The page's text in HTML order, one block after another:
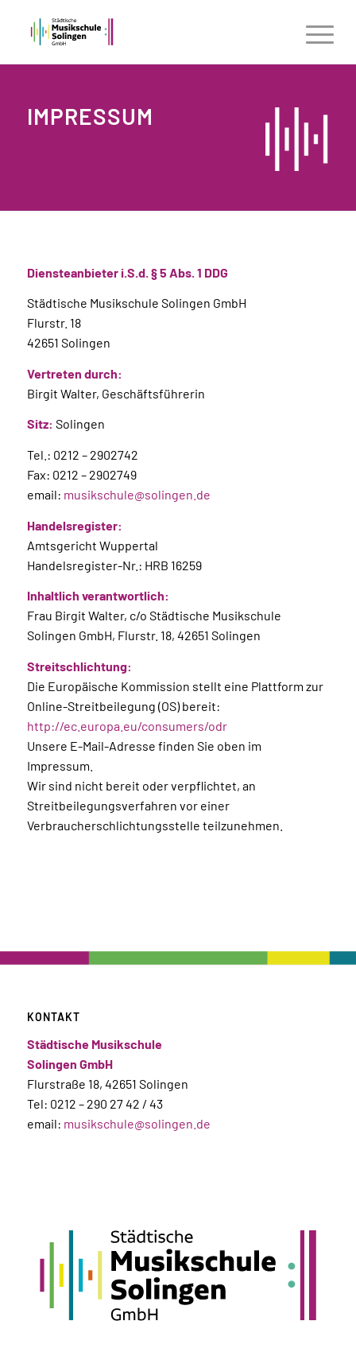
IMPRESSUM
Diensteanbieter i.S.d. § 5 Abs. 1 DDG
Städtische Musikschule Solingen GmbH
Flurstr. 18
42651 Solingen
Vertreten durch:
Birgit Walter, Geschäftsführerin
Sitz: Solingen
Tel.: 0212 – 2902742
Fax: 0212 – 2902749
email: musikschule@solingen.de
Handelsregister:
Amtsgericht Wuppertal
Handelsregister-Nr.: HRB 16259
Inhaltlich verantwortlich:
Frau Birgit Walter, c/o Städtische Musikschule
Solingen GmbH, Flurstr. 18, 42651 Solingen
Streitschlichtung:
Die Europäische Kommission stellt eine Plattform zur
Online-Streitbeilegung (OS) bereit:
http://ec.europa.eu/consumers/odr
Unsere E-Mail-Adresse finden Sie oben im
Impressum.
Wir sind nicht bereit oder verpflichtet, an
Streitbeilegungsverfahren vor einer
Verbraucherschlichtungsstelle teilzunehmen.
KONTAKT
Städtische Musikschule
Solingen GmbH
Flurstraße 18, 42651 Solingen
Tel: 0212 – 290 27 42 / 43
email: musikschule@solingen.de